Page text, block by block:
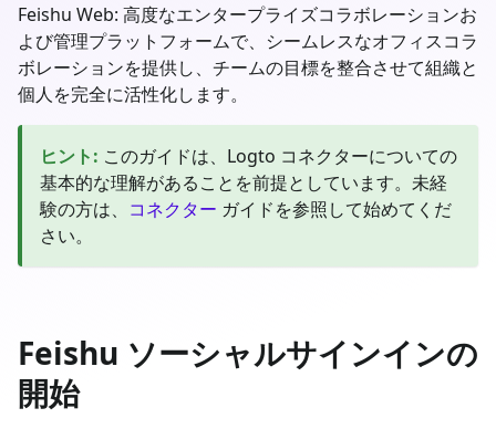
Feishu Web: 高度なエンタープライズコラボレーションお
よび管理プラットフォームで、シームレスなオフィスコラ
ボレーションを提供し、チームの目標を整合させて組織と
個人を完全に活性化します。
ヒント: このガイドは、Logto コネクターについての
基本的な理解があることを前提としています。未経
験の方は、 コネクター ガイドを参照して始めてくだ
さい。
Feishu ソーシャルサインインの
開始